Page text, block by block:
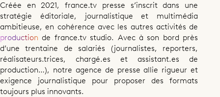
Créée en 2021, france.tv presse s’inscrit dans une
stratégie éditoriale, journalistique et multimédia
ambitieuse, en cohérence avec les autres activités de
production de france.tv studio. Avec à son bord près
d’une trentaine de salariés (journalistes, reporters,
réalisateurs.trices, chargé.es et assistant.es de
production…), notre agence de presse allie rigueur et
exigence journalistique pour proposer des formats
toujours plus innovants.